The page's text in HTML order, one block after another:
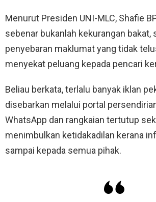
Menurut Presiden UNI-MLC, Shafie
sebenar bukanlah kekurangan bakat,
penyebaran maklumat yang tidak
menyekat peluang kepada pencari
Beliau berkata, terlalu banyak iklan
disebarkan melalui portal
WhatsApp dan rangkaian tertutup
menimbulkan ketidakadilan kerana
sampai kepada semua pihak.